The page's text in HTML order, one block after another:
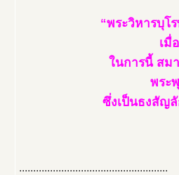
“พระวิหารบุโ
เมื่
ในการนี้ สม
พระ
ซึ่งเป็นธงสัญ
.....................................................